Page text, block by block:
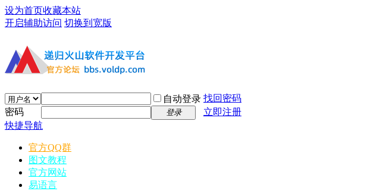
设为首页收藏本站
开启辅助访问 切换到宽版
自动登录 找回密码
密码
登录
立即注册
快捷导航
官方QQ群
图文教程
官方网站
易语言